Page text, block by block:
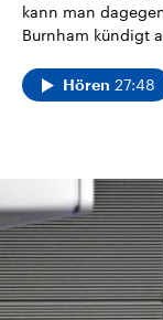
kann man
Burnham kündigt
Hören 27:48